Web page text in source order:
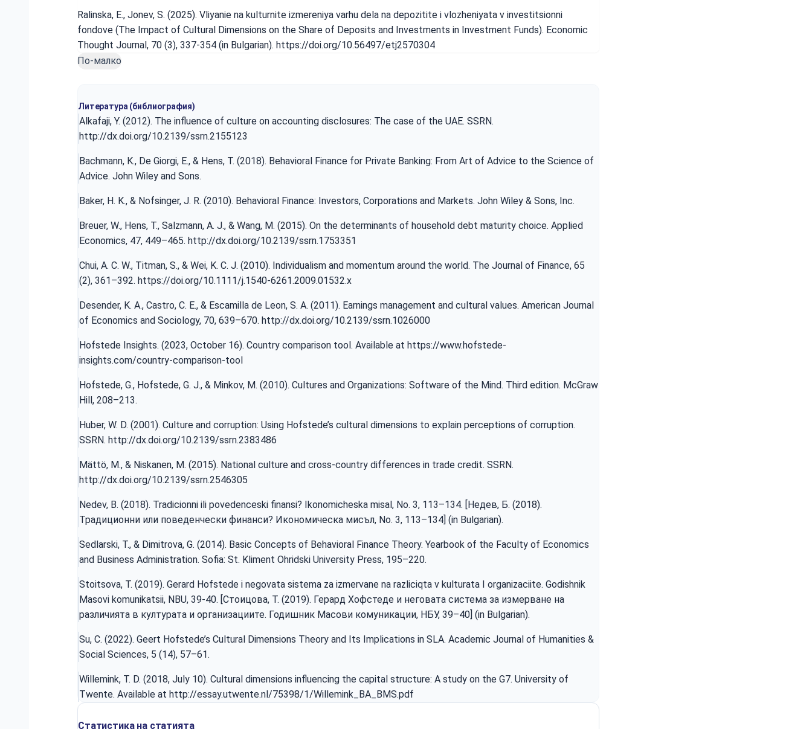
Ralinska, E., Jonev, S. (2025). Vliyanie na kulturnite izmereniya varhu dela na depozitite i vlozheniyata v investitsionni
fondove (The Impact of Cultural Dimensions on the Share of Deposits and Investments in Investment Funds). Economic
Thought Journal, 70 (3), 337-354 (in Bulgarian). https://doi.org/10.56497/etj2570304
По-малко
Литература (библиография)
Alkafaji, Y. (2012). The influence of culture on accounting disclosures: The case of the UAE. SSRN.
http://dx.doi.org/10.2139/ssrn.2155123
Bachmann, K., De Giorgi, E., & Hens, T. (2018). Behavioral Finance for Private Banking: From Art of Advice to the Science of
Advice. John Wiley and Sons.
Baker, H. K., & Nofsinger, J. R. (2010). Behavioral Finance: Investors, Corporations and Markets. John Wiley & Sons, Inc.
Breuer, W., Hens, T., Salzmann, A. J., & Wang, M. (2015). On the determinants of household debt maturity choice. Applied
Economics, 47, 449–465. http://dx.doi.org/10.2139/ssrn.1753351
Chui, A. C. W., Titman, S., & Wei, K. C. J. (2010). Individualism and momentum around the world. The Journal of Finance, 65
(2), 361–392. https://doi.org/10.1111/j.1540-6261.2009.01532.x
Desender, K. A., Castro, C. E., & Escamilla de Leon, S. A. (2011). Earnings management and cultural values. American Journal
of Economics and Sociology, 70, 639–670. http://dx.doi.org/10.2139/ssrn.1026000
Hofstede Insights. (2023, October 16). Country comparison tool. Available at https://www.hofstede-
insights.com/country-comparison-tool
Hofstede, G., Hofstede, G. J., & Minkov, M. (2010). Cultures and Organizations: Software of the Mind. Third edition. McGraw
Hill, 208–213.
Huber, W. D. (2001). Culture and corruption: Using Hofstede’s cultural dimensions to explain perceptions of corruption.
SSRN. http://dx.doi.org/10.2139/ssrn.2383486
Mättö, M., & Niskanen, M. (2015). National culture and cross-country differences in trade credit. SSRN.
http://dx.doi.org/10.2139/ssrn.2546305
Nedev, B. (2018). Tradicionni ili povedenceski finansi? Ikonomicheska misal, Nо. 3, 113–134. [Недев, Б. (2018).
Традиционни или поведенчески финанси? Икономическа мисъл, Nо. 3, 113–134] (in Bulgarian).
Sedlarski, T., & Dimitrova, G. (2014). Basic Concepts of Behavioral Finance Theory. Yearbook of the Faculty of Economics
and Business Administration. Sofia: St. Kliment Ohridski University Press, 195–220.
Stoitsova, T. (2019). Gerard Hofstede i negovata sistema za izmervane na razliciqta v kulturata I organizaciite. Godishnik
Masovi komunikatsii, NBU, 39-40. [Стоицова, Т. (2019). Герард Хофстеде и неговата система за измерване на
различията в културата и организациите. Годишник Масови комуникации, НБУ, 39–40] (in Bulgarian).
Su, C. (2022). Geert Hofstede’s Cultural Dimensions Theory and Its Implications in SLA. Academic Journal of Humanities &
Social Sciences, 5 (14), 57–61.
Willemink, T. D. (2018, July 10). Cultural dimensions influencing the capital structure: A study on the G7. University of
Twente. Available at http://essay.utwente.nl/75398/1/Willemink_BA_BMS.pdf
Статистика на статията